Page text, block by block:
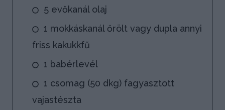
5 evőkanál olaj
1 mokkáskanál őrölt vagy dupla annyi
friss kakukkfű
1 babérlevél
1 csomag (50 dkg) fagyasztott
vajastészta